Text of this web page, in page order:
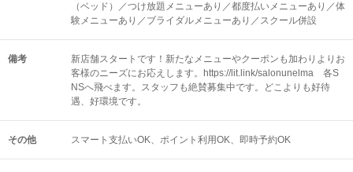
（ベッド）／つけ放題メニューあり／都度払いメニューあり／体
験メニューあり／ブライダルメニューあり／スクール併設
備考
新店舗スタートです！新たなメニューやクーポンも加わりよりお
客様のニーズにお応えします。https://lit.link/salonunelma 各S
NSへ飛べます。スタッフも絶賛募集中です。どこよりも好待
遇、好環境です。
その他 スマート支払いOK ポイント利用OK 即時予約OK